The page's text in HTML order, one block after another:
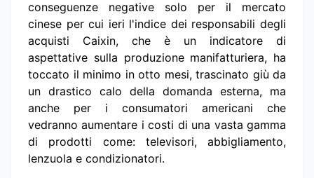
conseguenze negative solo per il mercato
cinese per cui ieri l'indice dei responsabili degli
acquisti Caixin, che è un indicatore di
aspettative sulla produzione manifatturiera, ha
toccato il minimo in otto mesi, trascinato giù da
un drastico calo della domanda esterna, ma
anche per i consumatori americani che
vedranno aumentare i costi di una vasta gamma
di prodotti come: televisori, abbigliamento,
lenzuola e condizionatori.